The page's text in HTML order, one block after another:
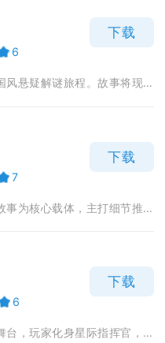
6
下载
怨偶围绕一对恋人的记忆谜团展开国风悬疑解谜旅程。故事将现...
7
下载
下一秒细思恐极以生活化悬疑短篇故事为核心载体，主打细节推...
6
下载
跃迁旅人以破碎的多元宇宙为故事舞台，玩家化身星际指挥官，...